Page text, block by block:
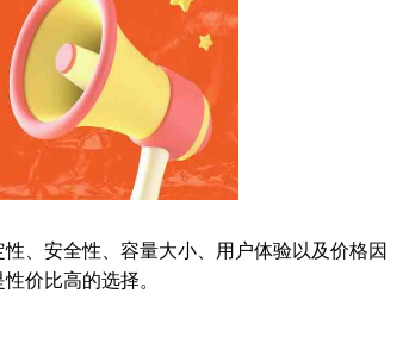
、安全性、容量大小、用户体验以及价格因
价比高的选择。